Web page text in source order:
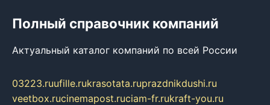
Полный справочник компаний
Актуальный каталог компаний по всей России
03223.ruufille.rukrasotata.ruprazdnikdushi.ru
veetbox.rucinemapost.ruciam-fr.rukraft-you.ru